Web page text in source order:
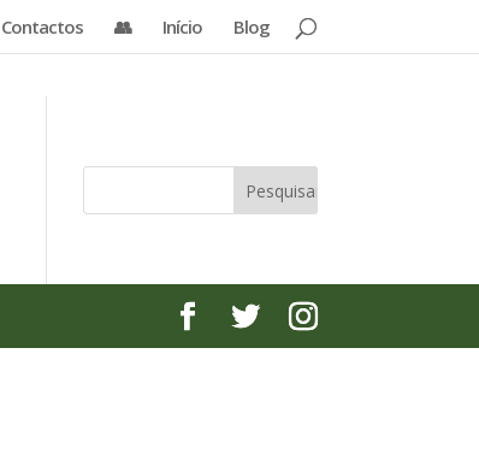
Contactos 👥 Início Blog